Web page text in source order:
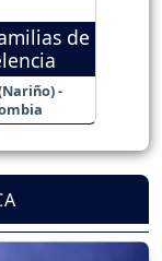
de
-